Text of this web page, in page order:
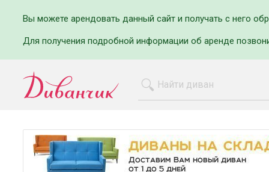
Вы можете арендовать данный сайт и получать с него
Для получения подробной информации об аренде